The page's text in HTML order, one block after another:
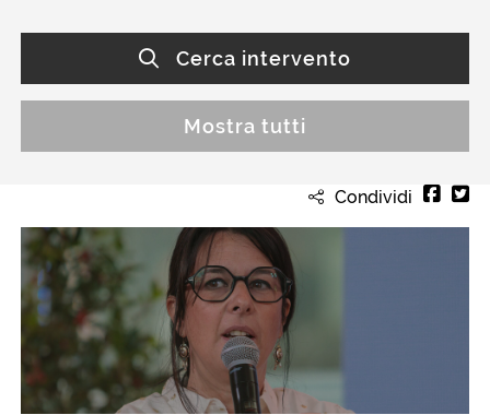
Cerca intervento
Mostra tutti
Condividi